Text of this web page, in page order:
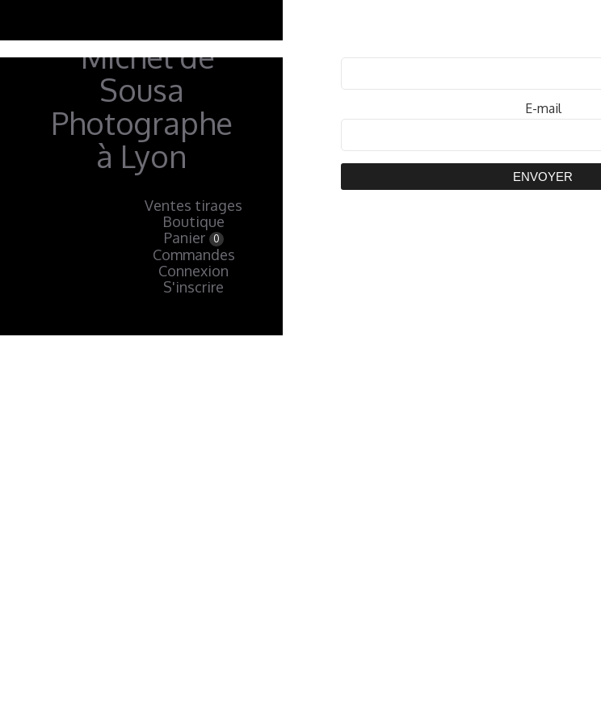
Ventes tirages
Boutique
Panier
0
Commandes
Connexion
S'inscrire
E-mail
ENVOYER